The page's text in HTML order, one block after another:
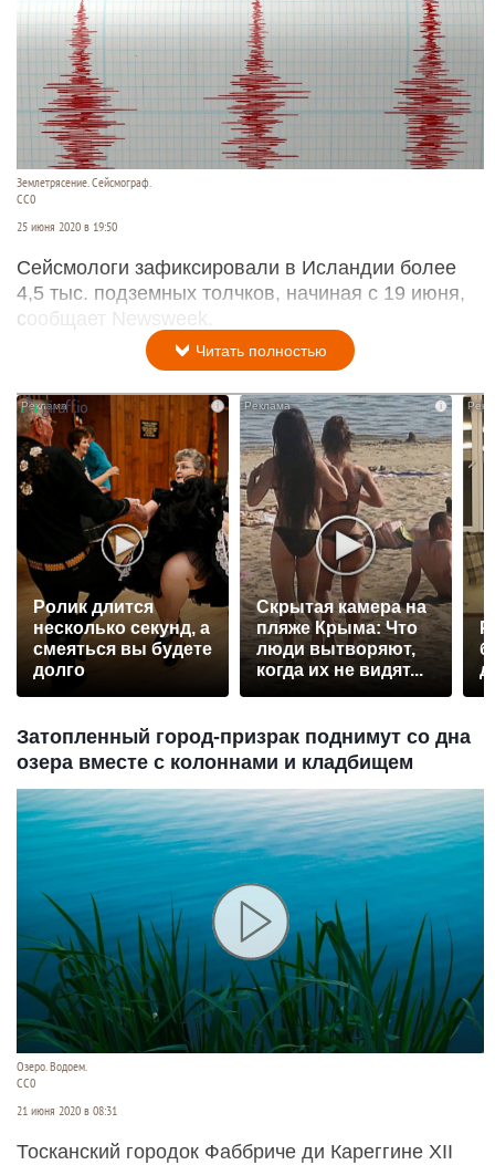
Землетрясение. Сейсмограф.
СС0
25 июня 2020 в 19:50
Сейсмологи зафиксировали в Исландии более
4,5 тыс. подземных толчков, начиная с 19 июня,
сообщает Newsweek.
Читать полностью
Ролик длится
несколько секунд, а
смеяться вы будете
долго
i
Скрытая камера на
пляже Крыма: Что
люди вытворяют,
когда их не видят...
Затопленный город-призрак поднимут со дна
озера вместе с колоннами и кладбищем
Озеро. Водоем.
СС0
21 июня 2020 в 08:31
Тосканский городок Фаббриче ди Кареггине XII